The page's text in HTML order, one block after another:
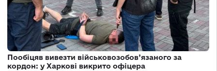
Пообіцяв вивезти військовозобов’язаного за
кордон: у Харкові викрито офіцера